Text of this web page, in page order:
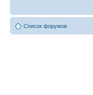
Список форумов